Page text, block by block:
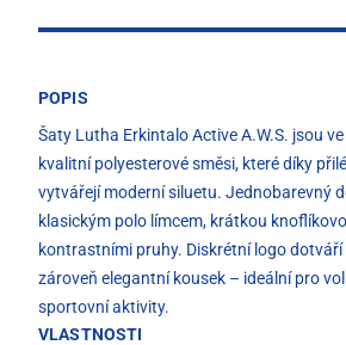
POPIS
Šaty Lutha Erkintalo Active A.W.S. jsou
kvalitní polyesterové směsi, které díky
vytvářejí moderní siluetu. Jednobarevný
klasickým polo límcem, krátkou
kontrastními pruhy. Diskrétní logo
zároveň elegantní kousek – ideální pro
sportovní aktivity.
VLASTNOSTI